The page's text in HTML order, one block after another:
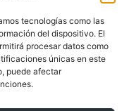
tecnologías como las
del dispositivo. El
procesar datos como
únicas en este
puede afectar